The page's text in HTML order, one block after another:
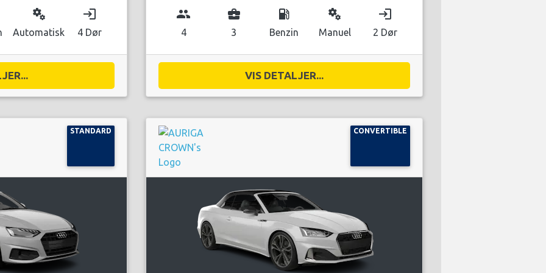
miscellaneous_services
Automatisk
login
4 Dør
group
4
business_center
3
local_gas_station
Benzin
miscellaneous_services
Manuel
login
2 Dør
VIS DETALJER...
STANDARD CONVERTIBLE